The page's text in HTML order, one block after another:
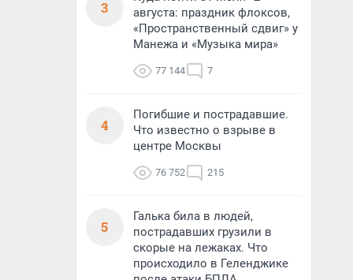
3
августа: праздник флоксов,
«Пространственный сдвиг» у
Манежа и «Музыка мира»
77 144 7
4
Погибшие и пострадавшие.
Что известно о взрыве в
центре Москвы
76 752 215
5
Галька била в людей,
пострадавших грузили в
скорые на лежаках. Что
происходило в Геленджике